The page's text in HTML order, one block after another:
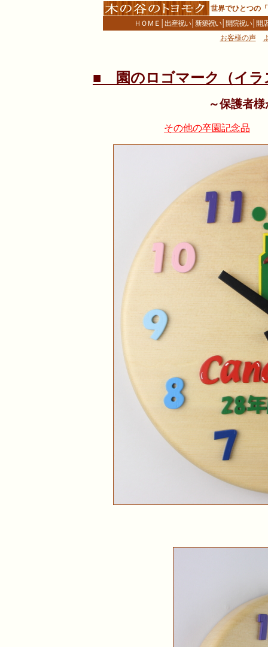
世界でひとつの
ＨＯＭＥ │出産祝い│新築祝い│開院祝い│開
お客様の声
■ 園のロゴマーク（イ
～保護者
その他の卒園記念品